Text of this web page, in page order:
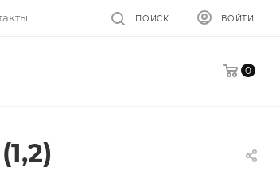
ВОЙТИ
ПОИСК
0